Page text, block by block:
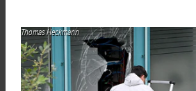
Thomas Heckmann